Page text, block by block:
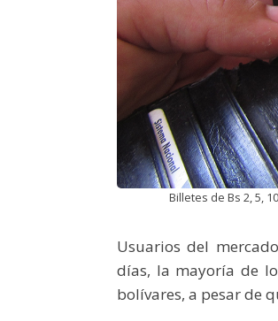
Billetes de Bs 2, 5,
Usuarios del
días, la mayoría de
bolívares, a pesar de